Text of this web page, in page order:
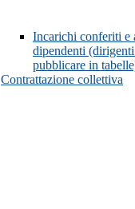
Incarichi conferiti e
dipendenti
pubblicare in
Contrattazione collettiva